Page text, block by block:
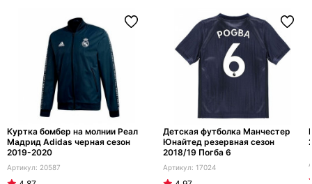
Куртка бомбер на молнии Реал
Мадрид Adidas черная сезон
2019-2020
20587
Детская футболка Манчестер
Юнайтед резервная сезон
2018/19 Погба 6
17024